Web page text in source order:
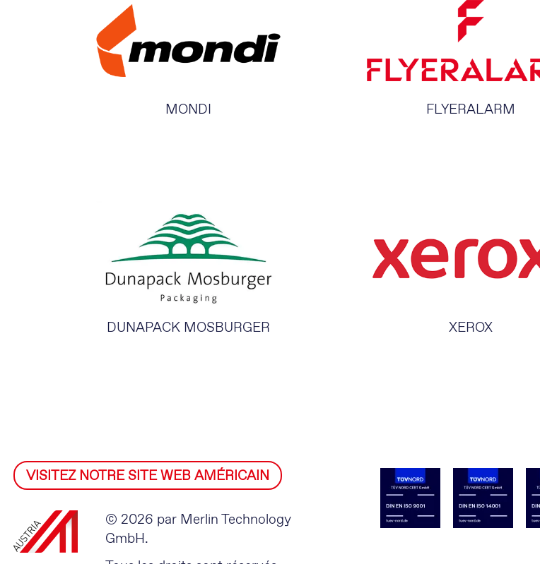
MONDI FLYERALARM
DUNAPACK MOSBURGER XEROX
VISITEZ NOTRE SITE WEB AMÉRICAIN
© 2026 par Merlin Technology
GmbH.